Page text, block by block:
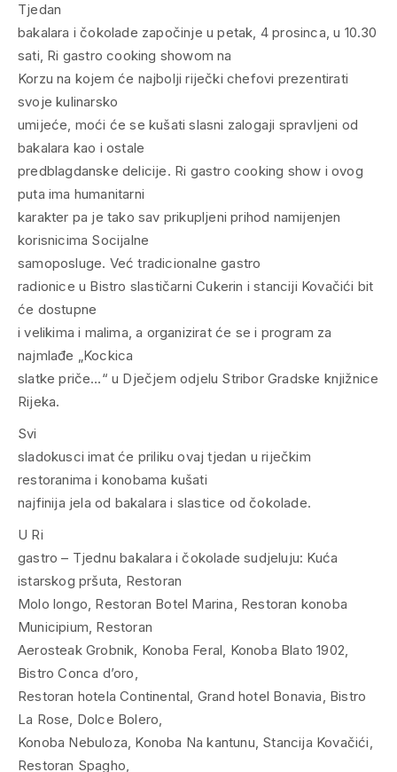
Tjedan
bakalara i čokolade započinje u petak, 4 prosinca, u 10.30
sati, Ri gastro cooking showom na
Korzu na kojem će najbolji riječki chefovi prezentirati
svoje kulinarsko
umijeće, moći će se kušati slasni zalogaji spravljeni od
bakalara kao i ostale
predblagdanske delicije. Ri gastro cooking show i ovog
puta ima humanitarni
karakter pa je tako sav prikupljeni prihod namijenjen
korisnicima Socijalne
samoposluge. Već tradicionalne gastro
radionice u Bistro slastičarni Cukerin i stanciji Kovačići bit
će dostupne
i velikima i malima, a organizirat će se i program za
najmlađe „Kockica
slatke priče…“ u Dječjem odjelu Stribor Gradske knjižnice
Rijeka.
Svi
sladokusci imat će priliku ovaj tjedan u riječkim
restoranima i konobama kušati
najfinija jela od bakalara i slastice od čokolade.
U Ri
gastro – Tjednu bakalara i čokolade sudjeluju: Kuća
istarskog pršuta, Restoran
Molo longo, Restoran Botel Marina, Restoran konoba
Municipium, Restoran
Aerosteak Grobnik, Konoba Feral, Konoba Blato 1902,
Bistro Conca d’oro,
Restoran hotela Continental, Grand hotel Bonavia, Bistro
La Rose, Dolce Bolero,
Konoba Nebuloza, Konoba Na kantunu, Stancija Kovačići,
Restoran Spagho,